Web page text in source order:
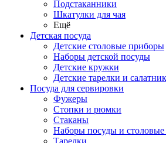
Подстаканники
Шкатулки для чая
Ещё
Детская посуда
Детские столовые приборы
Наборы детской посуды
Детские кружки
Детские тарелки и
Посуда для сервировки
Фужеры
Стопки и рюмки
Стаканы
Наборы посуды и столовые
Тарелки